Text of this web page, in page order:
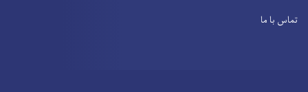
تماس با ما